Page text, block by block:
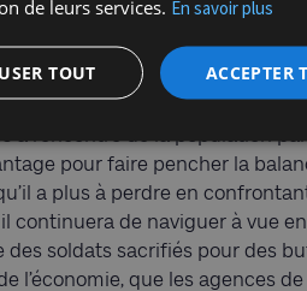
de ces partis pour sa survie
ils ne vont pas au-delà
des sanctions imposées
à l’encontre de la population
pour faire pencher la
a plus à perdre en
il continuera de naviguer à vue
des soldats sacrifiés pour des
l’économie, que les agences
de leurs services. En savoir plus
ACCEPTER
TOUT